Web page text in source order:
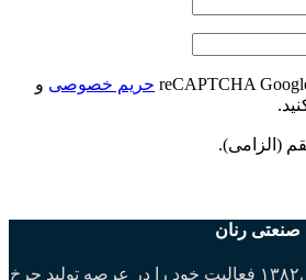
حریم خصوصی و
(الزامی).
رنان
گروه تولیدی رنان. از سال۱۳۸۲ فعالیت خود را در عرصه تولید چرخ